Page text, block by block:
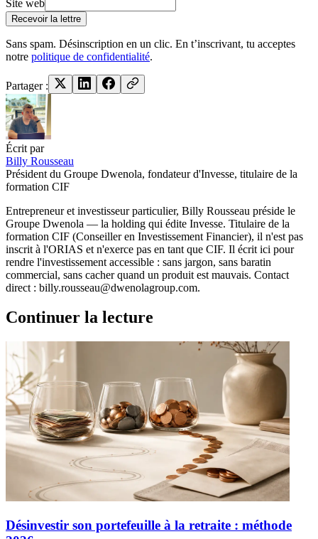
Site web
Recevoir la lettre
Sans spam. Désinscription en un clic. En t’inscrivant, tu acceptes
notre politique de confidentialité.
Partager :
Écrit par
Billy Rousseau
Président du Groupe Dwenola, fondateur d'Invesse, titulaire de la
formation CIF
Entrepreneur et investisseur particulier, Billy Rousseau préside le
Groupe Dwenola — la holding qui édite Invesse. Titulaire de la
formation CIF (Conseiller en Investissement Financier), il n'est pas
inscrit à l'ORIAS et n'exerce pas en tant que CIF. Il écrit ici pour
rendre l'investissement accessible : sans jargon, sans baratin
commercial, sans cacher quand un produit est mauvais. Contact
direct : billy.rousseau@dwenolagroup.com.
Continuer la lecture
Désinvestir son portefeuille à la retraite : méthode